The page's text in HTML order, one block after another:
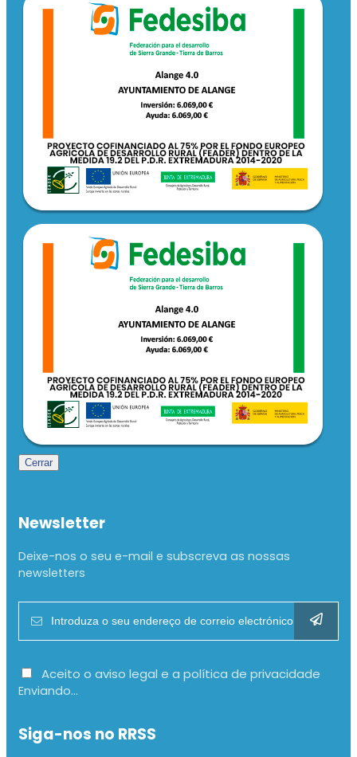
Cerrar
Newsletter
Deixe-nos o seu e-mail e subscreva as nossas
newsletters
Aceito o aviso legal e a política de privacidade
Enviando...
Siga-nos no RRSS